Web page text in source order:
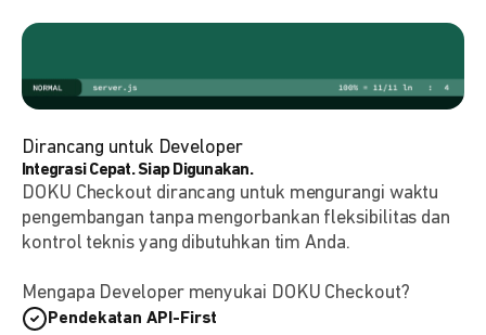
Dirancang untuk Developer
Integrasi Cepat. Siap Digunakan.
DOKU Checkout dirancang untuk mengurangi waktu
pengembangan tanpa mengorbankan fleksibilitas dan
kontrol teknis yang dibutuhkan tim Anda.
Mengapa Developer menyukai DOKU Checkout?
Pendekatan API-First